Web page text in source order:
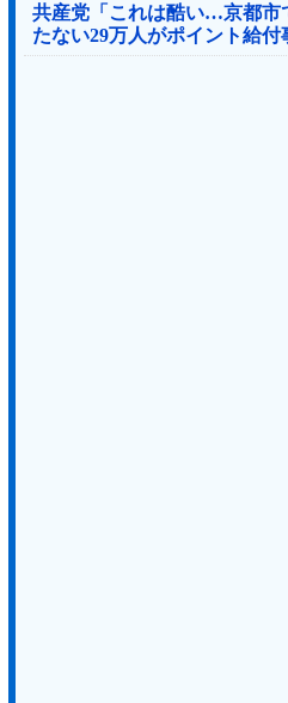
共産党「これは酷い…京都市
たない29万人がポイント給付